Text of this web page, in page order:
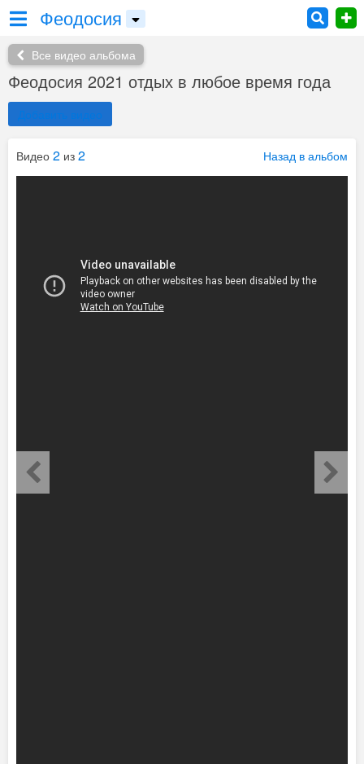
Феодосия
Все видео альбома
Феодосия 2021 отдых в любое время года
Добавить видео
Видео 2 из 2 Назад в альбом